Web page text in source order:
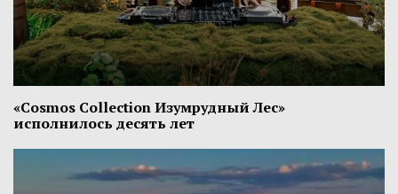
«Cosmos Collection Изумрудный Лес»
исполнилось десять лет